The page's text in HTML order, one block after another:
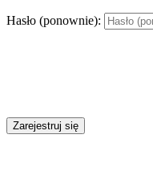
Hasło (ponownie):
Zarejestruj się